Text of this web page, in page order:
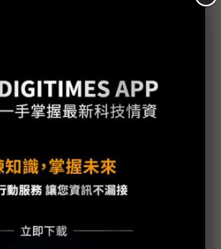
強化運算 編輯8K影像沒問
UFO要將PC遊戲隨身帶
面顯示器穩居霸主地位